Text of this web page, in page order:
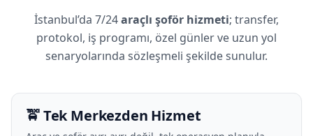
İstanbul’da 7/24araçlı şoför hizmeti; transfer,
protokol, iş programı, özel günler ve uzun yol
senaryolarında sözleşmeli şekilde sunulur.
🚖 Tek Merkezden Hizmet